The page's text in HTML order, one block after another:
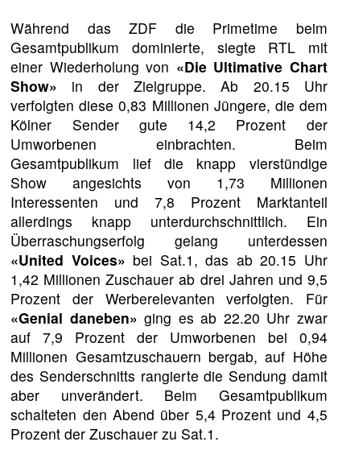
Während das ZDF die Primetime beim
Gesamtpublikum dominierte, siegte RTL mit
einer Wiederholung von «Die Ultimative Chart
Show» in der Zielgruppe. Ab 20.15 Uhr
verfolgten diese 0,83 Millionen Jüngere, die dem
Kölner Sender gute 14,2 Prozent der
Umworbenen einbrachten. Beim
Gesamtpublikum lief die knapp vierstündige
Show angesichts von 1,73 Millionen
Interessenten und 7,8 Prozent Marktanteil
allerdings knapp unterdurchschnittlich. Ein
Überraschungserfolg gelang unterdessen
«United Voices» bei Sat.1, das ab 20.15 Uhr
1,42 Millionen Zuschauer ab drei Jahren und 9,5
Prozent der Werberelevanten verfolgten. Für
«Genial daneben» ging es ab 22.20 Uhr zwar
auf 7,9 Prozent der Umworbenen bei 0,94
Millionen Gesamtzuschauern bergab, auf Höhe
des Senderschnitts rangierte die Sendung damit
aber unverändert. Beim Gesamtpublikum
schalteten den Abend über 5,4 Prozent und 4,5
Prozent der Zuschauer zu Sat.1.